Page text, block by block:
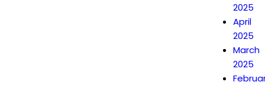
2025
April
2025
March
2025